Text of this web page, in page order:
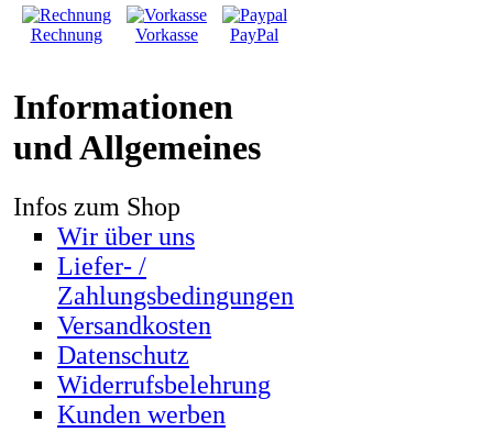
Rechnung Vorkasse PayPal
Informationen
und Allgemeines
Infos zum Shop
Wir über uns
Liefer- /
Zahlungsbedingungen
Versandkosten
Datenschutz
Widerrufsbelehrung
Kunden werben